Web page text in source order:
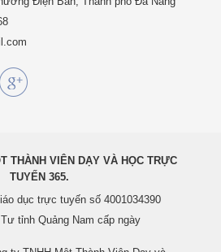
THÀNH VIÊN DẠY VÀ HỌC TRỰC
TUYẾN 365.
dục trực tuyến số 4001034390
tỉnh Quảng Nam cấp ngày